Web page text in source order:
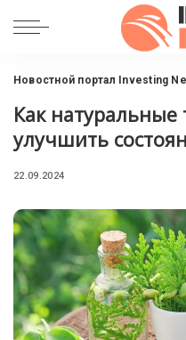
Новостной портал Investing
Как натуральные
улучшить
22.09.2024